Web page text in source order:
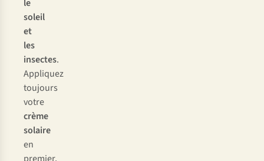
le
soleil
et
les
insectes.
Appliquez
toujours
votre
crème
solaire
en